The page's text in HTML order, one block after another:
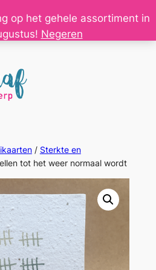
op het gehele assortiment in
Negeren
/ Sterkte en
tot het weer normaal wordt